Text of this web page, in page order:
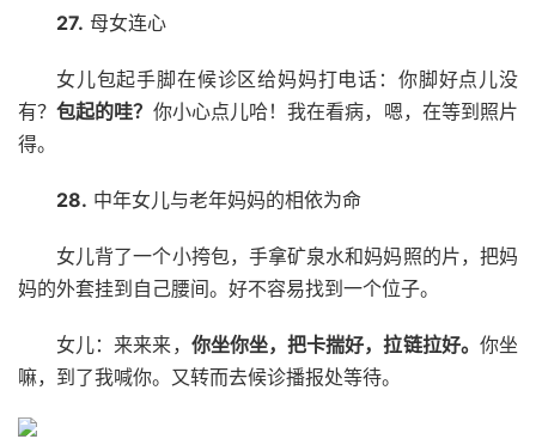
27. 母女连心
女儿包起手脚在候诊区给妈妈打电话：你脚好点儿没
有？包起的哇？ 你小心点儿哈！我在看病，嗯，在等到照片
得。
28. 中年女儿与老年妈妈的相依为命
女儿背了一个小挎包，手拿矿泉水和妈妈照的片，把妈
妈的外套挂到自己腰间。好不容易找到一个位子。
女儿：来来来， 你坐你坐，把卡揣好，拉链拉好。 你坐
嘛，到了我喊你。又转而去候诊播报处等待。